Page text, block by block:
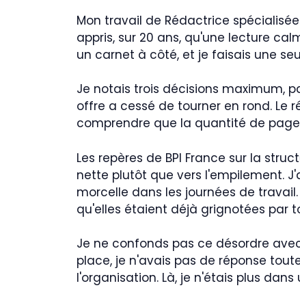
Mon travail de Rédactrice
appris, sur 20 ans, qu'une lecture
un carnet à côté, et je faisais une
Je notais trois décisions maximum,
offre a cessé de tourner en rond. Le
comprendre que la quantité de
Les repères de BPI France sur la
nette plutôt que vers l'empilement.
morcelle dans les journées de
qu'elles étaient déjà grignotées par
Je ne confonds pas ce désordre
place, je n'avais pas de réponse
l'organisation. Là, je n'étais plus